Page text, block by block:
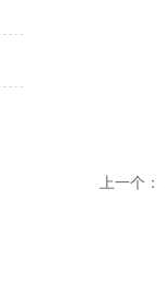
上一个：